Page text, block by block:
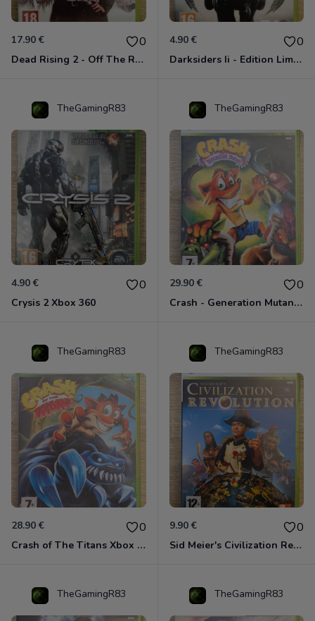
17.90 € 0
Dead Rising 2 - Off The Record Xbox 360
4.90 € 0
Darksiders Ii - Edition Limitée Xbox 360
TheGamingR83
4.90 € 0
Crysis 2 Xbox 360
TheGamingR83
29.90 € 0
Crash - Generation Mutant Xbox 360
TheGamingR83
28.90 € 0
Crash of The Titans Xbox 360
TheGamingR83
9.90 € 0
Sid Meier's Civilization Revolution Xbox 360
TheGamingR83 TheGamingR83